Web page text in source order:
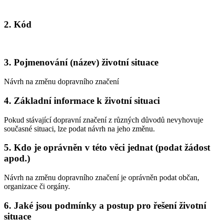
2. Kód
3. Pojmenování (název) životní situace
Návrh na změnu dopravního značení
4. Základní informace k životní situaci
Pokud stávající dopravní značení z různých důvodů nevyhovuje
současné situaci, lze podat návrh na jeho změnu.
5. Kdo je oprávněn v této věci jednat (podat žádost
apod.)
Návrh na změnu dopravního značení je oprávněn podat občan,
organizace či orgány.
6. Jaké jsou podmínky a postup pro řešení životní
situace